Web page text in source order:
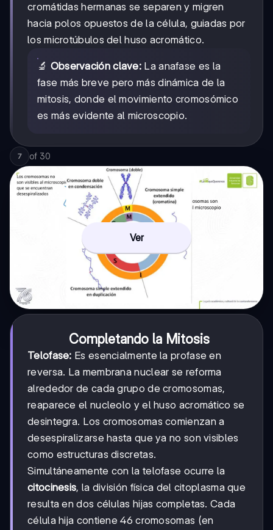
cromátidas hermanas se separen y migren
hacia polos opuestos de la célula, guiadas por
los microtúbulos del huso acromático.
🔬 Observación clave: La anafase es la
fase más breve pero más dinámica de la
mitosis, donde el movimiento cromosómico
es más evidente al microscopio.
7 of 30
Ver
Completando la Mitosis
Telofase: Es esencialmente la profase en
reversa. La membrana nuclear se reforma
alrededor de cada grupo de cromosomas,
reaparece el nucleolo y el huso acromático se
desintegra. Los cromosomas comienzan a
desespiralizarse hasta que ya no son visibles
como estructuras discretas.
Simultáneamente con la telofase ocurre la
citocinesis, la división física del citoplasma que
resulta en dos células hijas completas. Cada
célula hija contiene 46 cromosomas (en